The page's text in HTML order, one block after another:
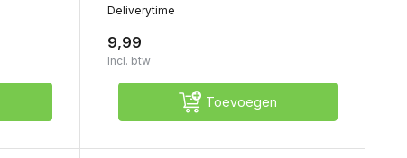
Deliverytime
9,99
Incl. btw
Toevoegen